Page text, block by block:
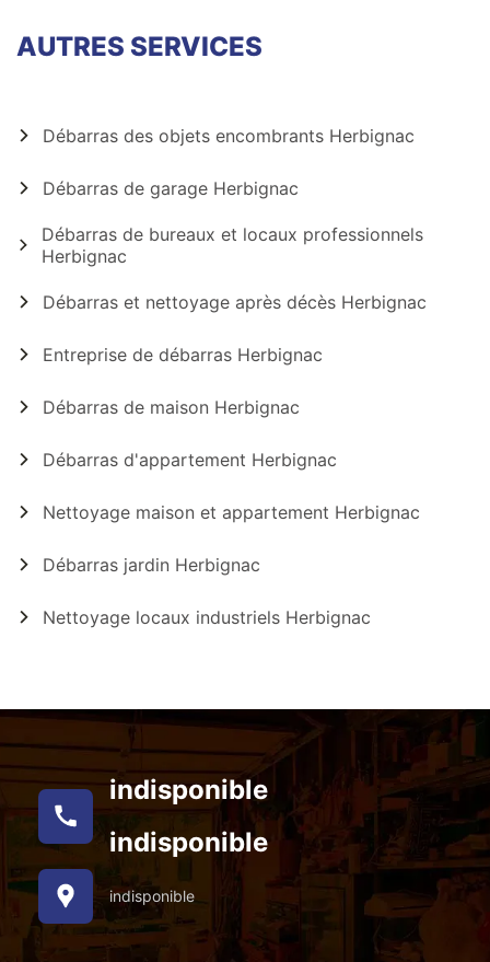
AUTRES SERVICES
Débarras des objets encombrants Herbignac
Débarras de garage Herbignac
Débarras de bureaux et locaux professionnels
Herbignac
Débarras et nettoyage après décès Herbignac
Entreprise de débarras Herbignac
Débarras de maison Herbignac
Débarras d'appartement Herbignac
Nettoyage maison et appartement Herbignac
Débarras jardin Herbignac
Nettoyage locaux industriels Herbignac
indisponible
indisponible
indisponible